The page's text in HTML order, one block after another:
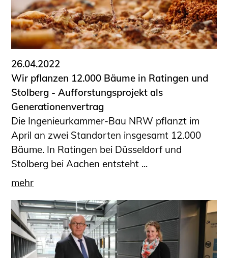
26.04.2022
Wir pflanzen 12.000 Bäume in Ratingen und
Stolberg - Aufforstungsprojekt als
Generationenvertrag
Die Ingenieurkammer-Bau NRW pflanzt im
April an zwei Standorten insgesamt 12.000
Bäume. In Ratingen bei Düsseldorf und
Stolberg bei Aachen entsteht ...
mehr